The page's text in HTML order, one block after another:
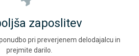
zaposlitev
pri preverjenem delodajalcu in
prejmite darilo.